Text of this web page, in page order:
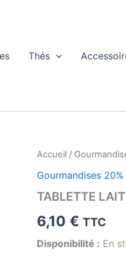
Thés
Accueil /
Gourmandises 20%
TABLETTE
6,10 € TTC
Disponibilité : En